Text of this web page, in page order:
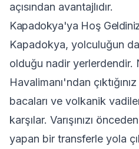
açısından avantajlıdır.
Kapadokya'ya Hoş
Kapadokya, yolculuğun
olduğu nadir yerlerdendir.
Havalimanı'ndan
bacaları ve volkanik
karşılar. Varışınızı
yapan bir transferle yola